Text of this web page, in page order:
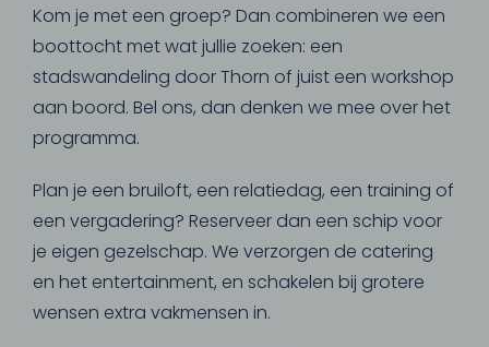
Kom je met een groep? Dan combineren we een
boottocht met wat jullie zoeken: een
stadswandeling door Thorn of juist een workshop
aan boord. Bel ons, dan denken we mee over het
programma.
Plan je een bruiloft, een relatiedag, een training of
een vergadering? Reserveer dan een schip voor
je eigen gezelschap. We verzorgen de catering
en het entertainment, en schakelen bij grotere
wensen extra vakmensen in.